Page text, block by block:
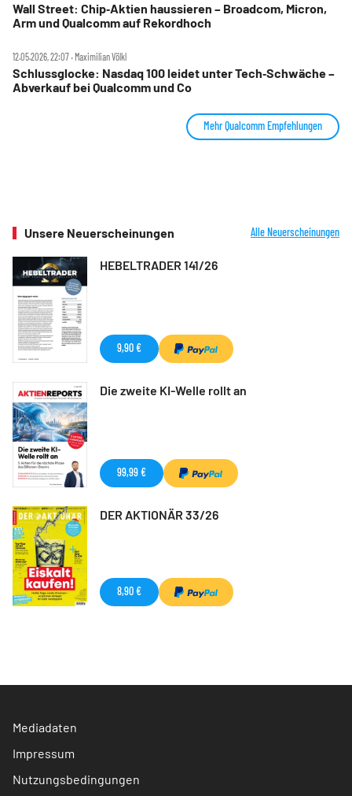
Wall Street: Chip‑Aktien haussieren – Broadcom, Micron,
Arm und Qualcomm auf Rekordhoch
12.05.2026, 22:07 ‧ Maximilian Völkl
Schlussglocke: Nasdaq 100 leidet unter Tech‑Schwäche –
Abverkauf bei Qualcomm und Co
Mehr Qualcomm Empfehlungen
Unsere Neuerscheinungen Alle Neuerscheinungen
HEBELTRADER 141/26
9,90 €
Die zweite KI-Welle rollt an
99,99 €
DER AKTIONÄR 33/26
8,90 €
Mediadaten
Impressum
Nutzungsbedingungen